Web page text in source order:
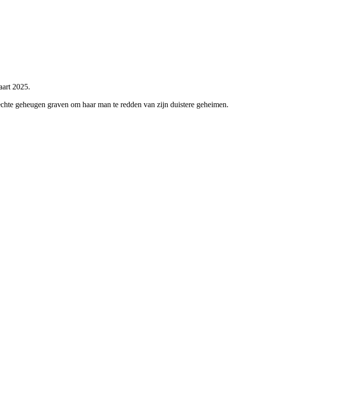
2025.
geheugen graven om haar man te redden van zijn duistere geheimen.